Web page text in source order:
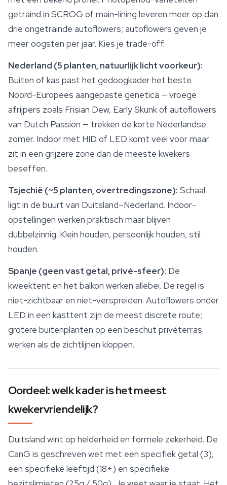
getraind in SCROG of main-lining leveren meer op dan
drie ongetrainde autoflowers; autoflowers geven je
meer oogsten per jaar. Kies je trade-off.
Nederland (5 planten, natuurlijk licht voorkeur):
Buiten of kas past het gedoogkader het beste.
Noord-Europees aangepaste genetica — vroege
afrijpers zoals Frisian Dew, Early Skunk of autoflowers
van Dutch Passion — trekken de korte Nederlandse
zomer. Indoor met HID of LED komt veel voor maar
zit in een grijzere zone dan de meeste kwekers
beseffen.
Tsjechië (~5 planten, overtredingszone): Schaal
ligt in de buurt van Duitsland–Nederland. Indoor-
opstellingen werken praktisch maar blijven
dubbelzinnig. Klein houden, persoonlijk houden, stil
houden.
Spanje (geen vast getal, privé-sfeer): De
kweektent en het balkon werken allebei. De regel is
niet-zichtbaar en niet-verspreiden. Autoflowers onder
LED in een kasttent zijn de meest discrete route;
grotere buitenplanten op een beschut privéterras
werken als de zichtlijnen kloppen.
Oordeel: welk kader is het meest
kwekervriendelijk?
Duitsland wint op helderheid en formele zekerheid. De
CanG is geschreven wet met een specifiek getal (3),
een specifieke leeftijd (18+) en specifieke